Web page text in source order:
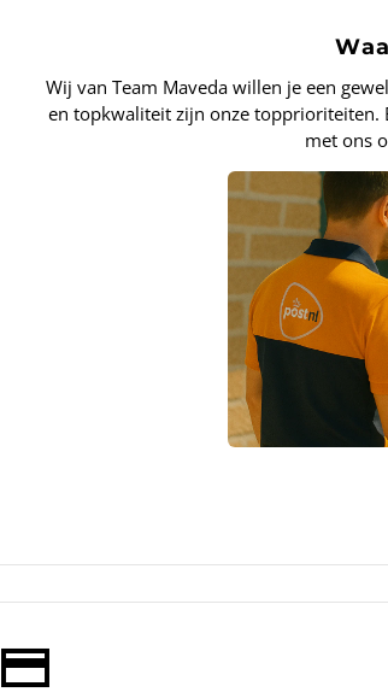
Wij van Team Maveda willen je een
en topkwaliteit zijn onze topprioriteiten.
met ons
payment